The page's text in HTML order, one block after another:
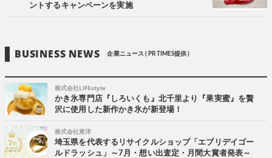
ントするキャンペーンを実施
BUSINESS NEWS 企業ニュース ( PR TIMES提供 )
株式会社LIFEstyle
かき氷専門店『しろいくも』北千里より『果実蜜』を贅
沢に使用した新作かき氷が新登場！
株式会社東洋
埼玉県を代表するリサイクルショップ「エブリデイゴー
ルドラッシュ」～7月・想い出査定・月間大賞者発表～